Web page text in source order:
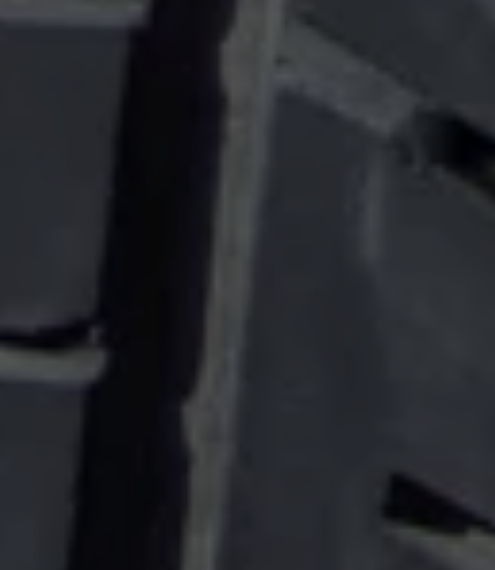
Exclusivo para empresas
Vehículos eléctricos disponibles
Vehículos híbridos enchufables
Mundo Volkswagen
Volkswagen Canarias